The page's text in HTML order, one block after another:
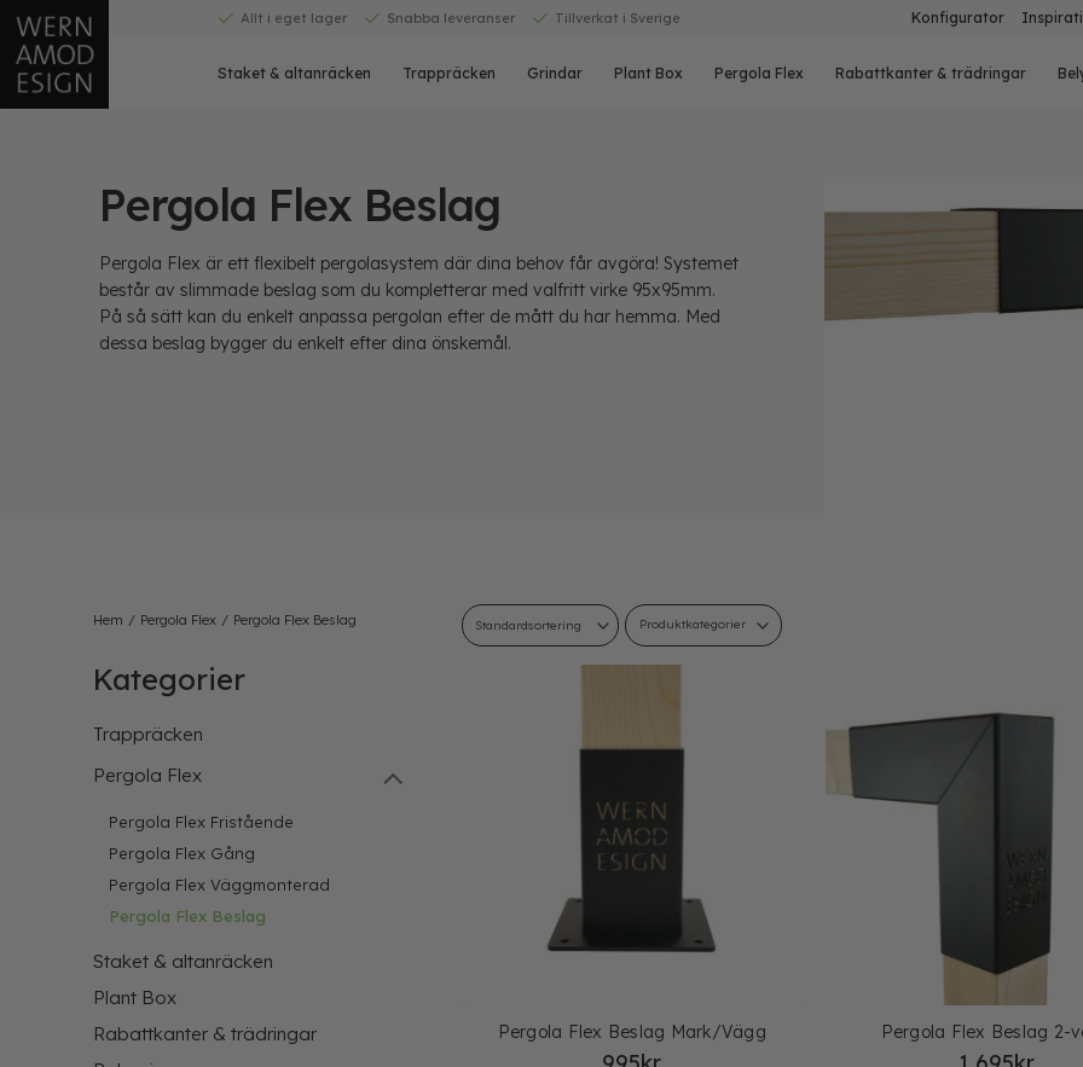
Skip
content
Allt i eget lager Snabba leveranser Tillverkat i Sverige Konfigurator
Staket & altanräcken Trappräcken Grindar Plant Box Pergola Flex Rabattkanter & trädringar
Pergola Flex Beslag
Pergola Flex är ett flexibelt pergolasystem där dina behov får avgöra! Systemet
består av slimmade beslag som du kompletterar med valfritt virke 95x95mm.
På så sätt kan du enkelt anpassa pergolan efter de mått du har hemma. Med
dessa beslag bygger du enkelt efter dina önskemål.
Hem / Pergola Flex / Pergola Flex Beslag Produktkategorier
Kategorier
Trappräcken
Pergola Flex
Pergola Flex Fristående
Pergola Flex Gång
Pergola Flex Väggmonterad
Pergola Flex Beslag
Staket & altanräcken
Plant Box
Rabattkanter & trädringar
Pergola Flex Beslag Mark/Vägg Pergola Flex Beslag 2-